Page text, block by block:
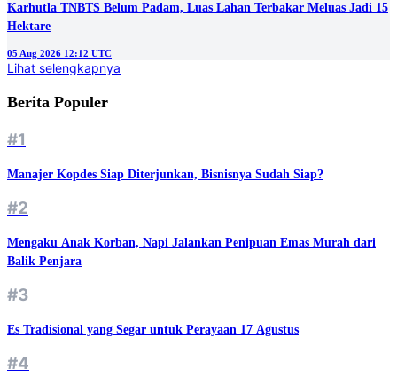
Karhutla TNBTS Belum Padam, Luas Lahan Terbakar Meluas Jadi 15
Hektare
05 Aug 2026 12:12 UTC
Lihat selengkapnya
Berita Populer
#1
Manajer Kopdes Siap Diterjunkan, Bisnisnya Sudah Siap?
#2
Mengaku Anak Korban, Napi Jalankan Penipuan Emas Murah dari
Balik Penjara
#3
Es Tradisional yang Segar untuk Perayaan 17 Agustus
#4